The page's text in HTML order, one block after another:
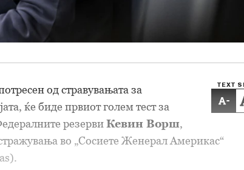
TEXT
-
од стравувањата за
ќе биде првиот голем тест за
резервиКевин Ворш,
во „Сосиете Женерал Америкас“